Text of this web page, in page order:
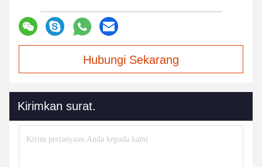
Hubungi Sekarang
Kirimkan surat.